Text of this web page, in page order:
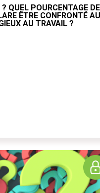
QUEL POURCENTAGE DE
ÊTRE CONFRONTÉ AU
AU TRAVAIL ?